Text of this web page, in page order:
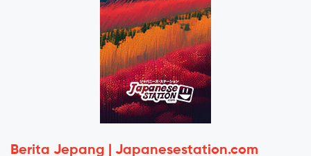
Berita Jepang | Japanesestation.com